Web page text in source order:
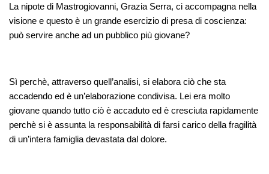
La nipote di Mastrogiovanni, Grazia Serra, ci accompagna nella
visione e questo è un grande esercizio di presa di coscienza:
può servire anche ad un pubblico più giovane?
Sì perchè, attraverso quell’analisi, si elabora ciò che sta
accadendo ed è un’elaborazione condivisa. Lei era molto
giovane quando tutto ciò è accaduto ed è cresciuta rapidamente
perchè si è assunta la responsabilità di farsi carico della fragilità
di un’intera famiglia devastata dal dolore.